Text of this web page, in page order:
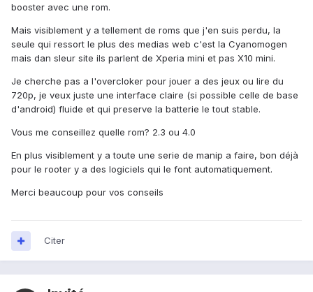
booster avec une rom.
Mais visiblement y a tellement de roms que j'en suis perdu, la
seule qui ressort le plus des medias web c'est la Cyanomogen
mais dan sleur site ils parlent de Xperia mini et pas X10 mini.
Je cherche pas a l'overcloker pour jouer a des jeux ou lire du
720p, je veux juste une interface claire (si possible celle de base
d'android) fluide et qui preserve la batterie le tout stable.
Vous me conseillez quelle rom? 2.3 ou 4.0
En plus visiblement y a toute une serie de manip a faire, bon déjà
pour le rooter y a des logiciels qui le font automatiquement.
Merci beaucoup pour vos conseils
Citer